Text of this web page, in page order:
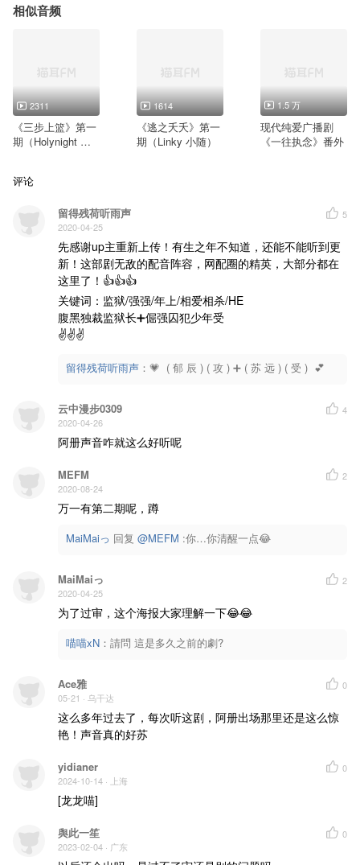
协助：鱼干【电啵组】、拾贰【水岸聆音】
周凡：风允之【剪刀剧团】
苏欣：林簌【白羊工作室】
莱斯特：南悠【水岸聆音】
狄飞：X杰
钱丰：水易冬华
王决：小V【心水蓝音】
钟志承：清影轩阳【蓝颜倾音】
龙套团：冷焱【Sand&Flower】、画大仙、向以辰【心水蓝音】、无情游【鸳缘工作室】、泽渊
词：雲木香【98囧人组】
唱：林碧落【艾蜉音域】＆【涅槃工作室】
后期：花世【水岸聆音】
相似音频
2311
《三步上篮》第一
期（Holynight 小
1614
《逃之夭夭》第一
期（Linky 小随）
1.5 万
现代纯爱广播剧
《一往执念》番外
评论
留得残荷听雨声
2020-04-25
5
先感谢up主重新上传！有生之年不知道，还能不能听到更
新！这部剧无敌的配音阵容，网配圈的精英，大部分都在
这里了！👍👍👍
关键词：监狱/强强/年上/相爱相杀/HE
腹黑独裁监狱长➕倔强囚犯少年受
✌✌✌
留得残荷听雨声 ： 💗  ( 郁 辰 ) ( 攻 ) ➕ ( 苏 远 ) ( 受 )  💕
云中漫步0309
2020-04-26
4
阿册声音咋就这么好听呢
MEFM
2020-08-24
2
万一有第二期呢，蹲
MaiMaiっ 回复 @MEFM :你…你清醒一点😂
MaiMaiっ
2020-04-25
2
为了过审，这个海报大家理解一下😂😂
喵喵xN ： 請問 這是多久之前的劇?
Ace雅
05-21 · 乌干达
0
这么多年过去了，每次听这剧，阿册出场那里还是这么惊
艳！声音真的好苏
yidianer
2024-10-14 · 上海
0
[龙龙喵]
舆此一笙
2023-02-04 · 广东
0